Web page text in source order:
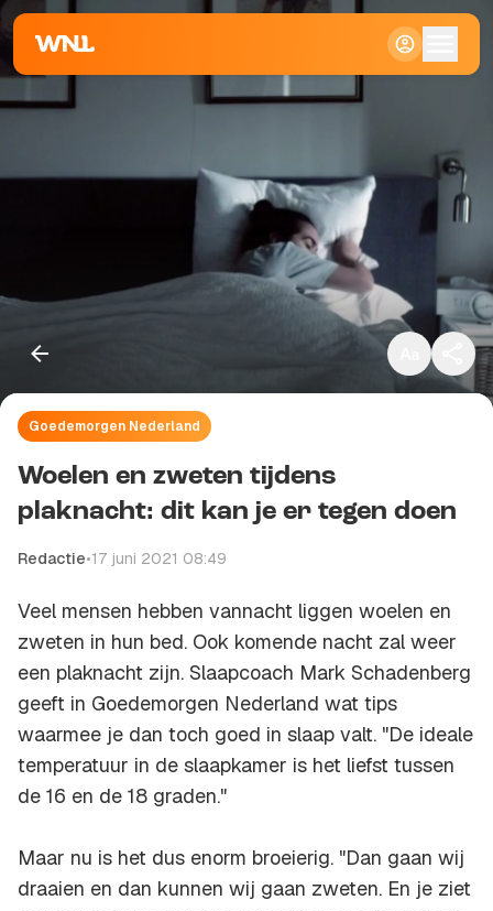
Klein
Standaard
Groot
Goedemorgen Nederland
Woelen en zweten tijdens
plaknacht: dit kan je er tegen doen
Redactie•17 juni 2021 08:49
Veel mensen hebben vannacht liggen woelen en
zweten in hun bed. Ook komende nacht zal weer
een plaknacht zijn. Slaapcoach Mark Schadenberg
geeft in Goedemorgen Nederland wat tips
waarmee je dan toch goed in slaap valt. "De ideale
temperatuur in de slaapkamer is het liefst tussen
de 16 en de 18 graden."
Maar nu is het dus enorm broeierig. "Dan gaan wij
draaien en dan kunnen wij gaan zweten. En je ziet